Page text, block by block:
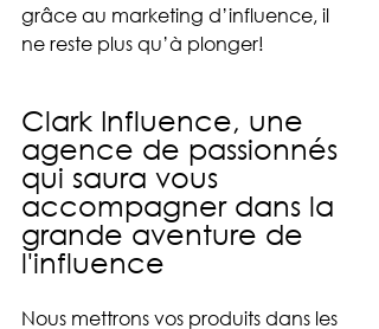
grâce au marketing d’influence, il
ne reste plus qu’à plonger!
Clark Influence, une
agence de passionnés
qui saura vous
accompagner dans la
grande aventure de
l'influence
Nous mettrons vos produits dans les